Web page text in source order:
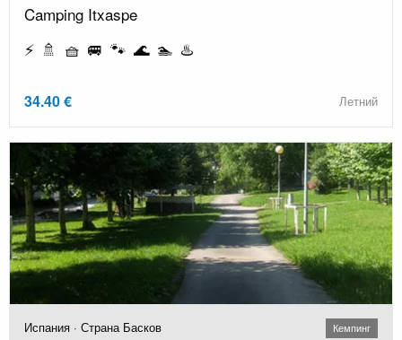
Camping Itxaspe
⚡ 🚿 🧺 🚐 🐾 🌊 🏊 ♨️
34.40 € Летний
Испания · Страна Басков Кемпинг